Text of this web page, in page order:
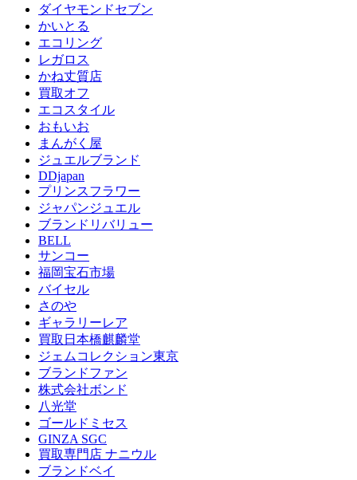
ダイヤモンドセブン
かいとる
エコリング
レガロス
かね丈質店
買取オフ
エコスタイル
おもいお
まんがく屋
ジュエルブランド
DDjapan
プリンスフラワー
ジャパンジュエル
ブランドリバリュー
BELL
サンコー
福岡宝石市場
バイセル
さのや
ギャラリーレア
買取日本橋麒麟堂
ジェムコレクション東京
ブランドファン
株式会社ボンド
八光堂
ゴールドミセス
GINZA SGC
買取専門店 ナニウル
ブランドベイ